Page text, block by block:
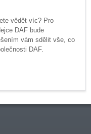
vědět víc? Pro
DAF bude
vám sdělit vše, co
DAF.